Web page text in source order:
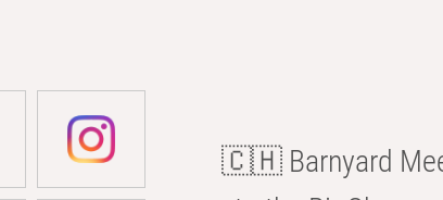
🇨🇭 Barnyard